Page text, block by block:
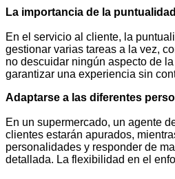
La importancia de la
En el servicio al cliente, la
gestionar varias tareas a la vez,
no descuidar ningún aspecto de
garantizar una experiencia sin
Adaptarse a las diferentes
En un supermercado, un agente
clientes estarán apurados,
personalidades y responder de
detallada. La flexibilidad en el